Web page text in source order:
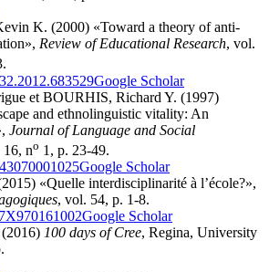
K. (2000) «Toward a theory of anti-
Review of Educational Research, vol.
Google Scholar
et BOURHIS, Richard Y. (1997)
and ethnolinguistic vitality: An
Journal of Language and Social
no 1, p. 23-49.
Google Scholar
«Quelle interdisciplinarité à l’école?»,
, vol. 54, p. 1-8.
Google Scholar
100 days of Cree, Regina, University